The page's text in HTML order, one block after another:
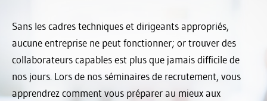
Sans les cadres techniques et dirigeants appropriés,
aucune entreprise ne peut fonctionner; or trouver des
collaborateurs capables est plus que jamais difficile de
nos jours. Lors de nos séminaires de recrutement, vous
apprendrez comment vous préparer au mieux aux